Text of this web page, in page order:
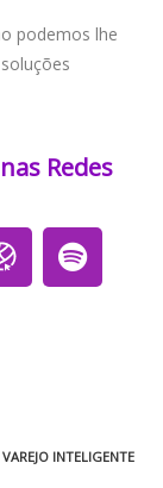
podemos lhe
Redes
VAREJO INTELIGENTE